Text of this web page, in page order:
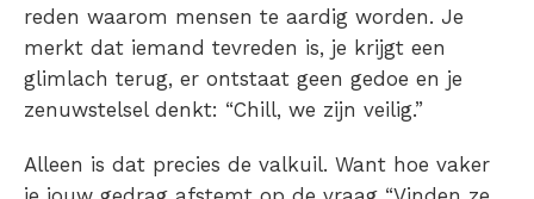
reden waarom mensen te aardig worden. Je
merkt dat iemand tevreden is, je krijgt een
glimlach terug, er ontstaat geen gedoe en je
zenuwstelsel denkt: “Chill, we zijn veilig.”
Alleen is dat precies de valkuil. Want hoe vaker